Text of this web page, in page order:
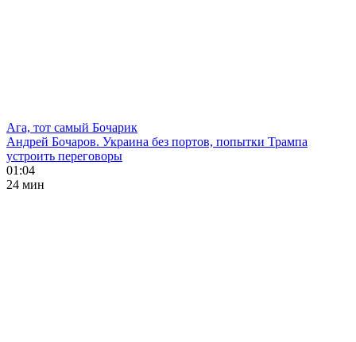
Ага, тот самый Бочарик
Андрей Бочаров. Украина без портов, попытки Трампа
устроить переговоры
01:04
24 мин